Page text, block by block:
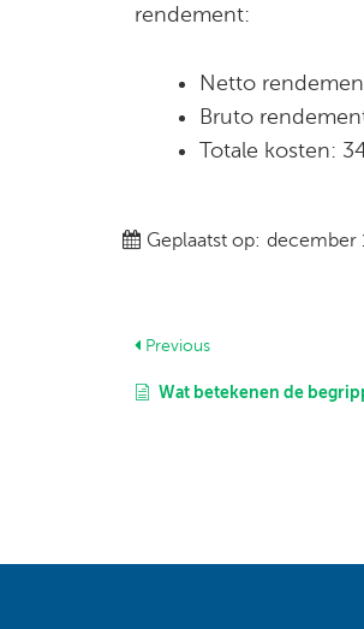
rendement:
Netto
Bruto
Totale kosten:
Geplaatst op: december
Previous
Wat betekenen de begrippen in MijnBND